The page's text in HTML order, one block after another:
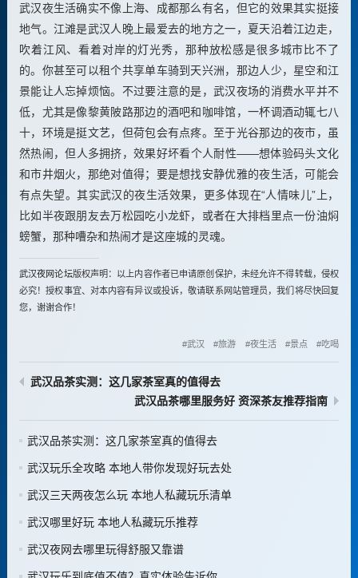
武汉夜生活确实不像上海、成都那么有名，但它的效果其实挺接
地气。江滩是武汉人晚上最爱去的地方之一，夏天沿着江边走，
吹着江风、看着对岸的灯光秀，那种放松感是很多城市比不了
的。你甚至可以租个共享单车骑到天兴洲，那边人少，星空和江
景能让人忘掉烦恼。不过要注意的是，武汉夜场的消费水平并不
低，尤其是像黎黄陂路那边的酒吧和咖啡馆，一杯调酒动辄七八
十，环境是挺文艺，但荷包会有点疼。至于光谷那边的夜市，虽
然热闹，但人多拥挤，效果好坏看个人耐性——想体验码头文化
和市井烟火，那绝对值得；要是想找安静优雅的夜生活，可能会
有点失望。其实武汉的夜生活效果，更多体现在“人情味儿”上，
比如半夜跟朋友去万松园吃小龙虾，或者在大排档里点一份油焖
螃蟹，那种嘈杂和热闹才是这座城的灵魂。
武汉夜网论坛版权声明：以上内容作者已申请原创保护，未经允许不得转载，侵权
必究！授权事宜、对本内容有异议或投诉，敬请联系网站管理员，我们将尽快回复
您，谢谢合作！
武汉 旅游 夜生活 景点 吃喝
武汉品茶实测：这几家茶室真的值得去
武汉品茶哪里服务好 资深茶友推荐指南
武汉品茶实测：这几家茶室真的值得去
武汉玩乐全攻略 本地人带你发现好玩去处
武汉三天两夜怎么玩 本地人私藏玩乐清单
武汉哪里好玩 本地人私藏玩乐推荐
武汉夜网去哪里玩得舒服又靠谱